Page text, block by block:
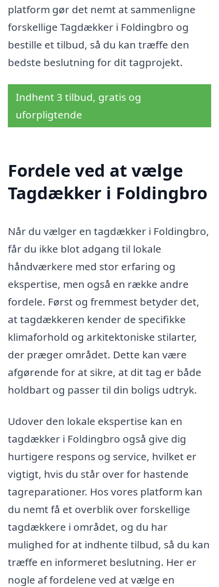
platform gør det nemt at sammenligne
forskellige Tagdækker i Foldingbro og
bestille et tilbud, så du kan træffe den
bedste beslutning for dit tagprojekt.
Indhent 3 tilbud, gratis og
uforpligtende
Fordele ved at vælge
Tagdækker i Foldingbro
Når du vælger en tagdækker i Foldingbro,
får du ikke blot adgang til lokale
håndværkere med stor erfaring og
ekspertise, men også en række andre
fordele. Først og fremmest betyder det,
at tagdækkeren kender de specifikke
klimaforhold og arkitektoniske stilarter,
der præger området. Dette kan være
afgørende for at sikre, at dit tag er både
holdbart og passer til din boligs udtryk.
Udover den lokale ekspertise kan en
tagdækker i Foldingbro også give dig
hurtigere respons og service, hvilket er
vigtigt, hvis du står over for hastende
tagreparationer. Hos vores platform kan
du nemt få et overblik over forskellige
tagdækkere i området, og du har
mulighed for at indhente tilbud, så du kan
træffe en informeret beslutning. Her er
nogle af fordelene ved at vælge en